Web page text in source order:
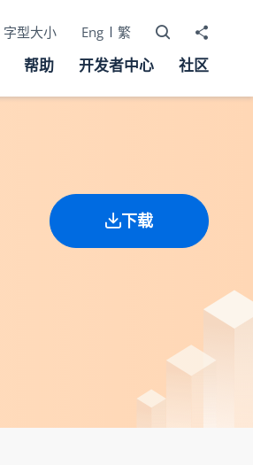
字型大小 Eng 繁 打开搜寻器
分享至
帮助 开发者中心 社区
下载